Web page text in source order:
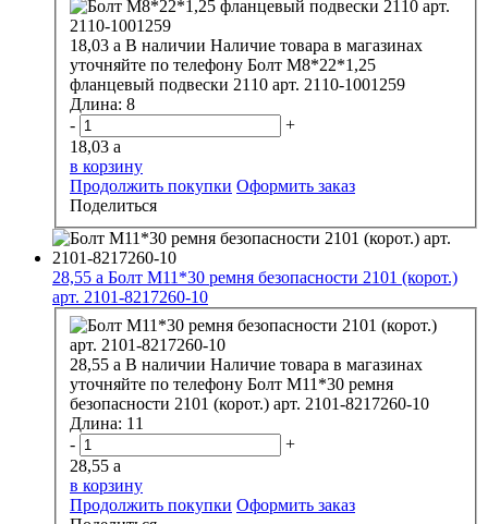
18,03 a В наличии Наличие товара в магазинах
уточняйте по телефону Болт М8*22*1,25
фланцевый подвески 2110 арт. 2110-1001259
Длина: 8
-
+
18,03 a
в корзину
Продолжить покупки Оформить заказ
Поделиться
28,55 a Болт М11*30 ремня безопасности 2101 (корот.)
арт. 2101-8217260-10
28,55 a В наличии Наличие товара в магазинах
уточняйте по телефону Болт М11*30 ремня
безопасности 2101 (корот.) арт. 2101-8217260-10
Длина: 11
-
+
28,55 a
в корзину
Продолжить покупки Оформить заказ